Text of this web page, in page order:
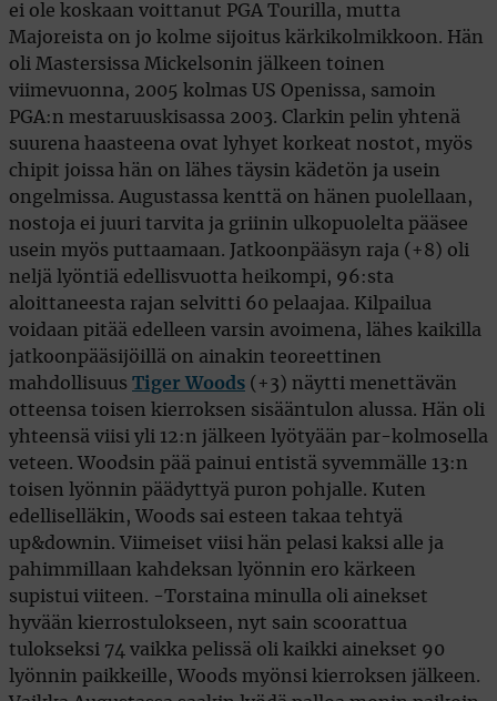
ei ole koskaan voittanut PGA Tourilla, mutta
Majoreista on jo kolme sijoitus kärkikolmikkoon. Hän
oli Mastersissa Mickelsonin jälkeen toinen
viimevuonna, 2005 kolmas US Openissa, samoin
PGA:n mestaruuskisassa 2003. Clarkin pelin yhtenä
suurena haasteena ovat lyhyet korkeat nostot, myös
chipit joissa hän on lähes täysin kädetön ja usein
ongelmissa. Augustassa kenttä on hänen puolellaan,
nostoja ei juuri tarvita ja griinin ulkopuolelta pääsee
usein myös puttaamaan. Jatkoonpääsyn raja (+8) oli
neljä lyöntiä edellisvuotta heikompi, 96:sta
aloittaneesta rajan selvitti 60 pelaajaa. Kilpailua
voidaan pitää edelleen varsin avoimena, lähes kaikilla
jatkoonpääsijöillä on ainakin teoreettinen
mahdollisuus Tiger Woods (+3) näytti menettävän
otteensa toisen kierroksen sisääntulon alussa. Hän oli
yhteensä viisi yli 12:n jälkeen lyötyään par-kolmosella
veteen. Woodsin pää painui entistä syvemmälle 13:n
toisen lyönnin päädyttyä puron pohjalle. Kuten
edelliselläkin, Woods sai esteen takaa tehtyä
up&downin. Viimeiset viisi hän pelasi kaksi alle ja
pahimmillaan kahdeksan lyönnin ero kärkeen
supistui viiteen. -Torstaina minulla oli ainekset
hyvään kierrostulokseen, nyt sain scoorattua
tulokseksi 74 vaikka pelissä oli kaikki ainekset 90
lyönnin paikkeille, Woods myönsi kierroksen jälkeen.